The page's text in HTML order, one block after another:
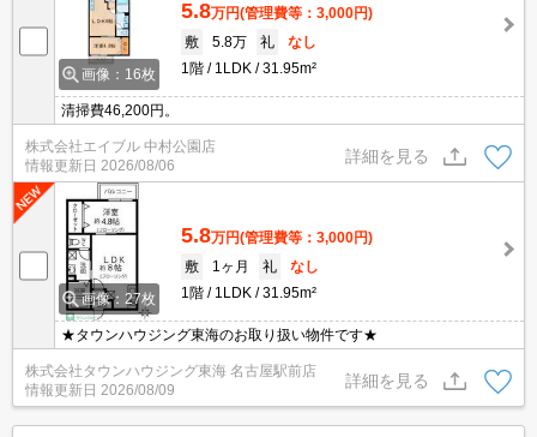
画像：16枚
5.8万円(管理費等：3,000円)
敷
5.8万 礼
なし
1階
1LDK 31.95m²
清掃費46,200円。
株式会社エイブル 中村公園店
情報更新日 2026/08/06
詳細を見る
画像：27枚
5.8万円(管理費等：3,000円)
敷
1ヶ月 礼
なし
1階
1LDK 31.95m²
★タウンハウジング東海のお取り扱い物件です★
株式会社タウンハウジング東海 名古屋駅前店
情報更新日 2026/08/09
詳細を見る